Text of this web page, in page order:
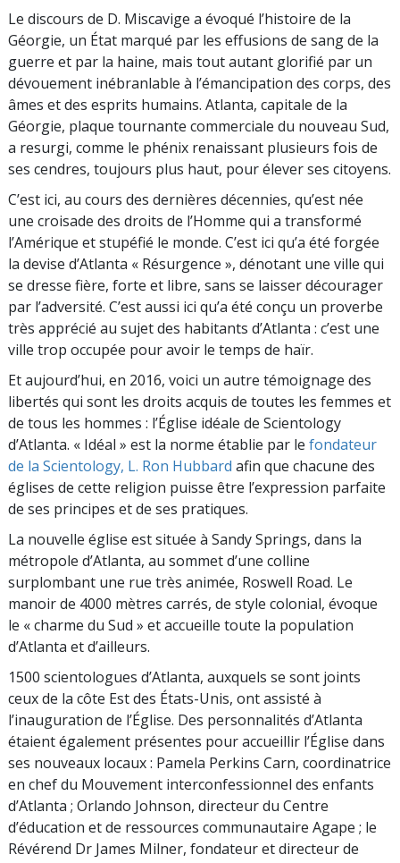
Le discours de D. Miscavige a évoqué l’histoire de la
Géorgie, un État marqué par les effusions de sang de la
guerre et par la haine, mais tout autant glorifié par un
dévouement inébranlable à l’émancipation des corps, des
âmes et des esprits humains. Atlanta, capitale de la
Géorgie, plaque tournante commerciale du nouveau Sud,
a resurgi, comme le phénix renaissant plusieurs fois de
ses cendres, toujours plus haut, pour élever ses citoyens.
C’est ici, au cours des dernières décennies, qu’est née
une croisade des droits de l’Homme qui a transformé
l’Amérique et stupéfié le monde. C’est ici qu’a été forgée
la devise d’Atlanta « Résurgence », dénotant une ville qui
se dresse fière, forte et libre, sans se laisser décourager
par l’adversité. C’est aussi ici qu’a été conçu un proverbe
très apprécié au sujet des habitants d’Atlanta : c’est une
ville trop occupée pour avoir le temps de haïr.
Et aujourd’hui, en 2016, voici un autre témoignage des
libertés qui sont les droits acquis de toutes les femmes et
de tous les hommes : l’Église idéale de Scientology
d’Atlanta. « Idéal » est la norme établie par le fondateur
de la Scientology, L. Ron Hubbard afin que chacune des
églises de cette religion puisse être l’expression parfaite
de ses principes et de ses pratiques.
La nouvelle église est située à Sandy Springs, dans la
métropole d’Atlanta, au sommet d’une colline
surplombant une rue très animée, Roswell Road. Le
manoir de 4000 mètres carrés, de style colonial, évoque
le « charme du Sud » et accueille toute la population
d’Atlanta et d’ailleurs.
1500 scientologues d’Atlanta, auxquels se sont joints
ceux de la côte Est des États-Unis, ont assisté à
l’inauguration de l’Église. Des personnalités d’Atlanta
étaient également présentes pour accueillir l’Église dans
ses nouveaux locaux : Pamela Perkins Carn, coordinatrice
en chef du Mouvement interconfessionnel des enfants
d’Atlanta ; Orlando Johnson, directeur du Centre
d’éducation et de ressources communautaire Agape ; le
Révérend Dr James Milner, fondateur et directeur de